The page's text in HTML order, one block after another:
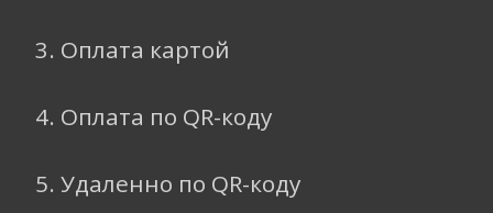
3. Оплата картой
4. Оплата по QR-коду
5. Удаленно по QR-коду